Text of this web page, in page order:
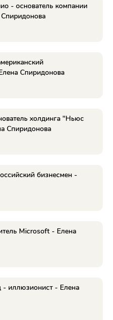
- основатель компании
Спиридонова
холдинга "Ньюс
Спиридонова
бизнесмен -
Microsoft - Елена
иллюзионист - Елена